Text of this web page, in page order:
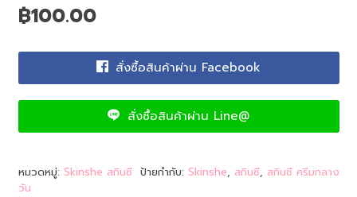
฿100.00
สั่งซื้อสินค้าผ่าน Facebook
สั่งซื้อสินค้าผ่าน Line@
หมวดหมู่: Skinshe สกินชี ป้ายกำกับ: Skinshe, สกินชี, สกินชี ครีมกลาง
วัน